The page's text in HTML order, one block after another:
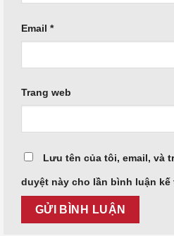
Email *
Trang web
Lưu tên của tôi, email, và
duyệt này cho lần bình luận kế